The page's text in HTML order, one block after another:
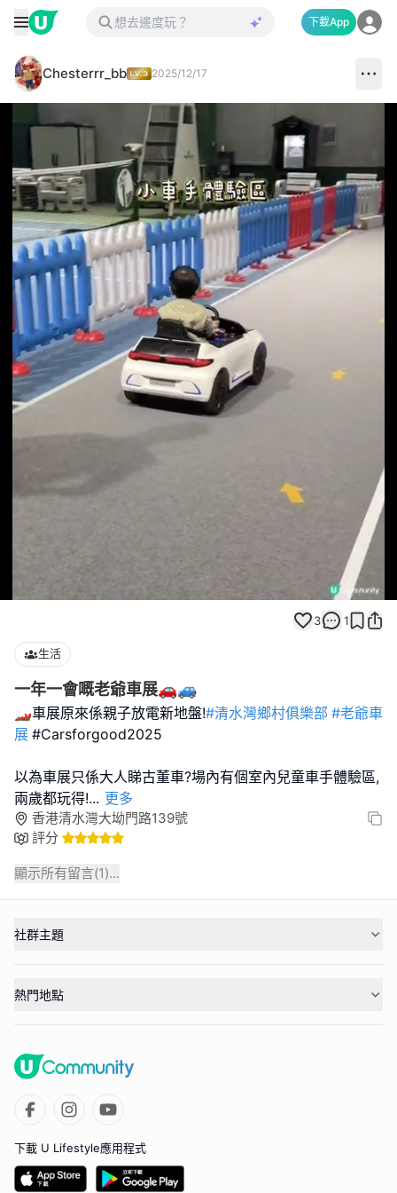
下載App
Chesterrr_bb 2025/12/17
100.00%
Unmute
3 1
生活
一年一會嘅老爺車展🚗🚙
🏎️車展原來係親子放電新地盤!#清水灣鄉村俱樂部 #老爺車
展 #Carsforgood2025
以為車展只係大人睇古董車?場內有個室內兒童車手體驗區,
兩歲都玩得!... 更多
香港清水灣大坳門路139號
評分
顯示所有留言(1)...
社群主題
熱門地點
下載 U Lifestyle應用程式